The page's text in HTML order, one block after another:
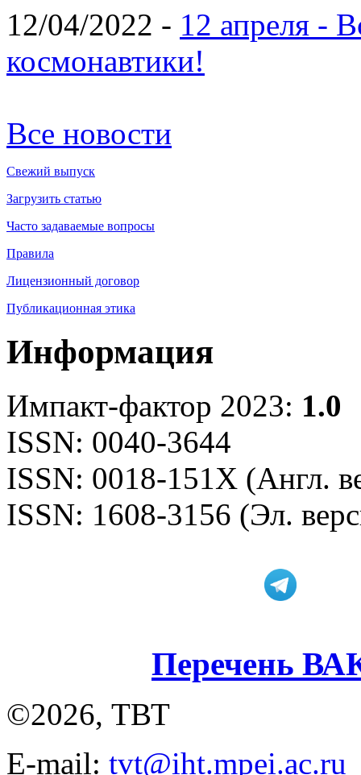
12/04/2022 - 12 апреля -
космонавтики!
Все новости
Свежий выпуск
Загрузить статью
Часто задаваемые вопросы
Правила
Лицензионный договор
Публикационная этика
Информация
Импакт-фактор 2023: 1.0
ISSN: 0040-3644
ISSN: 0018-151X (Англ.
ISSN: 1608-3156 (Эл.
Перечень
©2026, ТВТ
E-mail: tvt@iht.mpei.ac.ru